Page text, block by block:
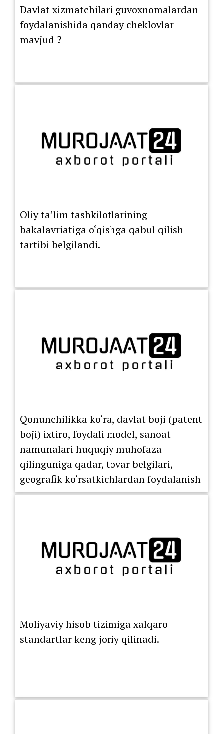
Davlat xizmatchilari guvoxnomalardan
foydalanishida qanday cheklovlar
mavjud ?
Oliy ta’lim tashkilotlarining
bakalavriatiga o‘qishga qabul qilish
tartibi belgilandi.
Qonunchilikka ko‘ra, davlat boji (patent
boji) ixtiro, foydali model, sanoat
namunalari huquqiy muhofaza
qilinguniga qadar, tovar belgilari,
geografik ko‘rsatkichlardan foydalanish
huquqini berish bo‘yicha litsenziya
Moliyaviy hisob tizimiga xalqaro
standartlar keng joriy qilinadi.